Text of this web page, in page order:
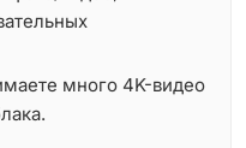
много 4K-видео